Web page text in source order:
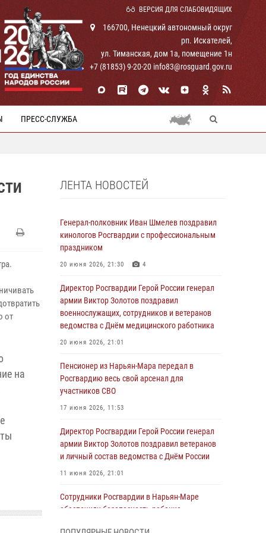
ВЕРСИЯ ДЛЯ СЛАБОВИДЯЩИХ
166700, Ненецкий автономный округ
рп. Искателей,
ул. Тиманская, дом 1а, помещение 1н
+7 (81853) 9-20-20 info83@rosguard.gov.ru
ПРЕСС-СЛУЖБА
от
на
ЛЕНТА НОВОСТЕЙ
Генерал-полковник Иван Шмелев поздравил
кинологов Росгвардии с профессиональным
праздником
20 июня 2026, 21:30 4
Директор Росгвардии Герой России генерал
армии Виктор Золотов поздравил
военнослужащих, сотрудников и ветеранов
ведомства с Днём медицинского работника
20 июня 2026, 21:01
Пенсионер из Нарьян-Мара передал в
Росгвардию весь свой арсенал для
участников СВО
17 июня 2026, 11:53
Директор Росгвардии Герой России генерал
армии Виктор Золотов поздравил ветеранов
и личный состав ведомства с Днём России
11 июня 2026, 21:01
Сотрудники Росгвардии в Нарьян-Маре
обеспечили безопасность ребенка,